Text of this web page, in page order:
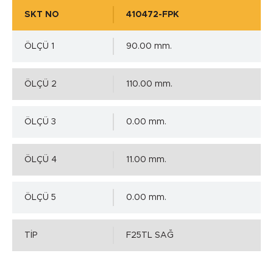
SKT NO 410472-FPK
ÖLÇÜ 1 90.00 mm.
ÖLÇÜ 2 110.00 mm.
ÖLÇÜ 3 0.00 mm.
ÖLÇÜ 4 11.00 mm.
ÖLÇÜ 5 0.00 mm.
TİP F25TL SAĞ